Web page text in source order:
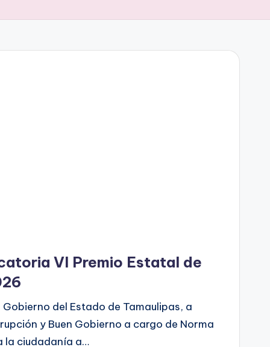
VI Premio Estatal de
del Estado de Tamaulipas, a
y Buen Gobierno a cargo de Norma
la ciudadanía a…